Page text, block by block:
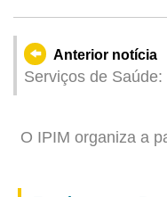
Anterior notícia
Serviços de
O IPIM organiza a
Importação da